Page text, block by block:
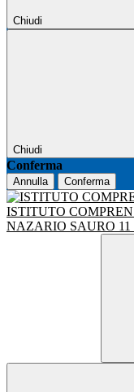
Chiudi
Chiudi
Conferma
Annulla Conferma
ISTITUTO
NAZARIO SAURO